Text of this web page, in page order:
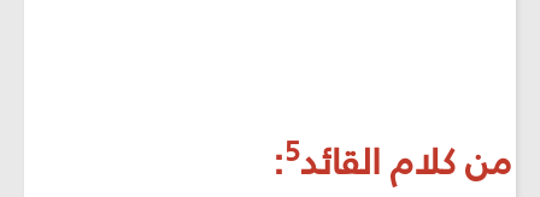
من كلام القائد5
: